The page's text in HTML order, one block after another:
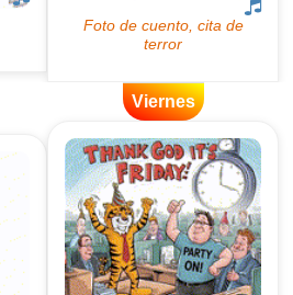
Viernes